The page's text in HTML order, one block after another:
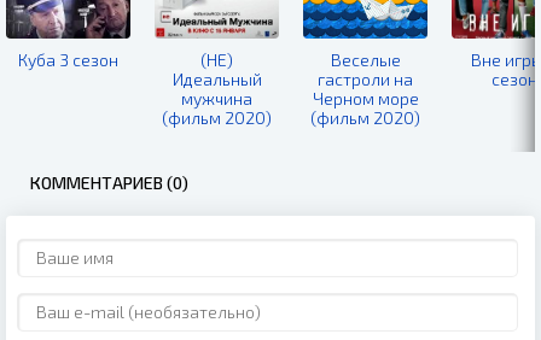
Куба 3 сезон
(НЕ)
Идеальный
мужчина
(фильм 2020)
Веселые
гастроли на
Черном море
(фильм 2020)
Вне
сезон
КОММЕНТАРИЕВ (0)